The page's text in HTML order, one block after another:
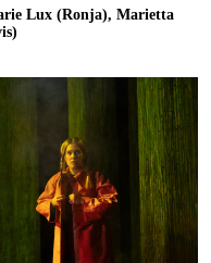
Lux (Ronja), Marietta